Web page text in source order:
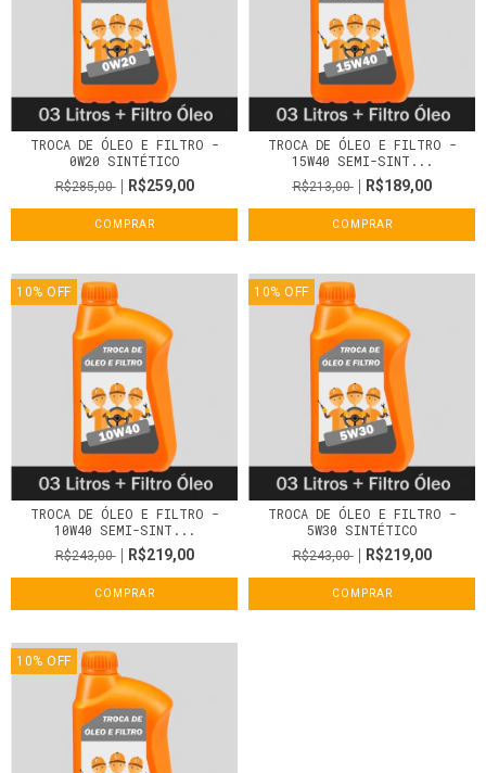
TROCA DE ÓLEO E FILTRO -
0W20 SINTÉTICO
R$285,00 R$259,00
COMPRAR
TROCA DE ÓLEO E FILTRO -
15W40 SEMI-SINT...
R$213,00 R$189,00
COMPRAR
10% OFF
TROCA DE ÓLEO E FILTRO -
10W40 SEMI-SINT...
R$243,00 R$219,00
COMPRAR
10% OFF
TROCA DE ÓLEO E FILTRO -
5W30 SINTÉTICO
R$243,00 R$219,00
COMPRAR
10% OFF